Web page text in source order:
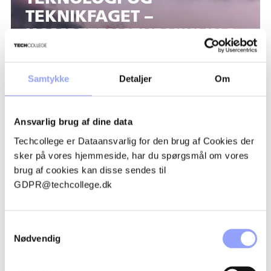
Samtykke Detaljer Om
Ansvarlig brug af dine data
Techcollege er Dataansvarlig for den brug af Cookies der
sker på vores hjemmeside, har du spørgsmål om vores
brug af cookies kan disse sendes til
GDPR@techcollege.dk
Nødvendig
TEKNIKFAGET –
KOMPETENCEUDVIKLING
MED ELEVER I PRAKSIS
HELHEDSORIENTERET
INDSATS TIL